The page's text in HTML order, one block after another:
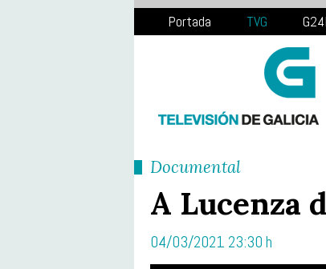
Portada TVG
Documental
A Lucenza
04/03/2021 23:30 h